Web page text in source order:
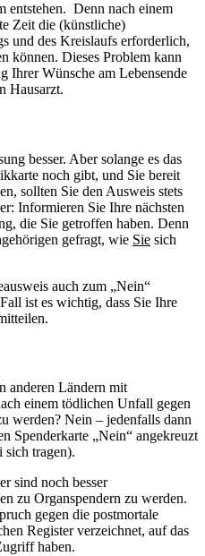
entstehen. Denn nach einem
Zeit die (künstliche)
und des Kreislaufs erforderlich,
können. Dieses Problem kann
Ihrer Wünsche am Lebensende
Hausarzt.
besser. Aber solange es das
noch gibt, und Sie bereit
sollten Sie den Ausweis stets
Informieren Sie Ihre nächsten
die Sie getroffen haben. Denn
gefragt, wie Sie sich
auch zum „Nein“
ist es wichtig, dass Sie Ihre
anderen Ländern mit
einem tödlichen Unfall gegen
werden? Nein – jedenfalls dann
Spenderkarte „Nein“ angekreuzt
sich tragen).
sind noch besser
zu Organspendern zu werden.
gegen die postmortale
Register verzeichnet, auf das
haben.